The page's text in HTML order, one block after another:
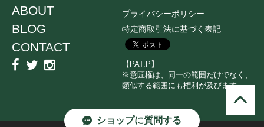
消毒・衛生 子育て
ミュージック スポーツ エンジョイ系
季節シーズン
ABOUT
BLOG
CONTACT
プライバシーポリシー
特定商取引法に基づく表記
【PAT.P】
※意匠権は、同一の範囲だけでなく、
類似する範囲にも権利が及びます。
ショップに質問する